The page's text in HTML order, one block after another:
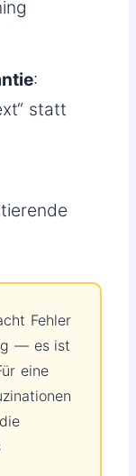
:
statt
Fehler
— es ist
eine